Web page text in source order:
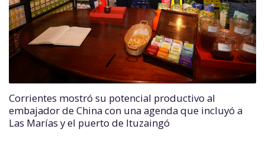
Corrientes mostró su potencial productivo al
embajador de China con una agenda que incluyó a
Las Marías y el puerto de Ituzaingó